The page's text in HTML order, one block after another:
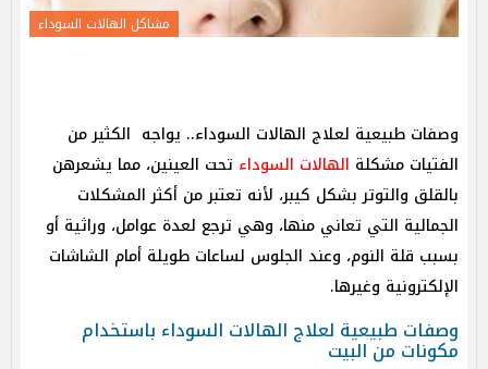
مشاكل الهالات السوداء
وصفات طبيعية لعلاج الهالات السوداء.. يواجه الكثير من
الفتيات مشكلة الهالات السوداء تحت العينين، مما يشعرهن
بالقلق والتوتر بشكل كيبر، لأنه تعتبر من أكثر المشكلات
الجمالية التي تعاني منها، وهي ترجع لعدة عوامل، وراثية أو
بسبب قلة النوم، وعند الجلوس لساعات طويلة أمام الشاشات
الإلكترونية وغيرها.
وصفات طبيعية لعلاج الهالات السوداء باستخدام
مكونات من البيت